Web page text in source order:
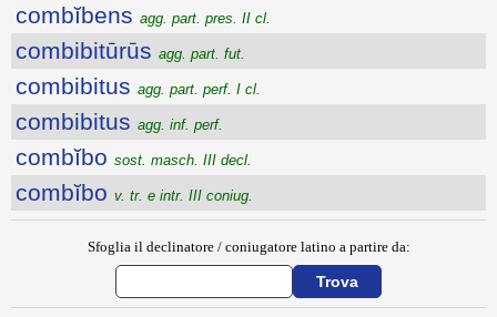
combĭbens agg. part. pres. II cl.
combibitūrūs agg. part. fut.
combibitus agg. part. perf. I cl.
combibitus agg. inf. perf.
combĭbo sost. masch. III decl.
combĭbo v. tr. e intr. III coniug.
Sfoglia il declinatore / coniugatore latino a partire da: